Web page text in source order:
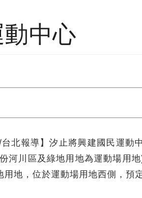
中心
台北報導】汐止將興建國民運動
河川區及綠地用地為運動場用
地，位於運動場用地西側，預